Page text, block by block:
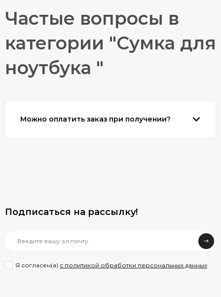
Частые вопросы в
категории "Сумка для
ноутбука "
Можно оплатить заказ при получении?
Подписаться на рассылкy!
Я согласен(a) с политикой обработки персональных данных